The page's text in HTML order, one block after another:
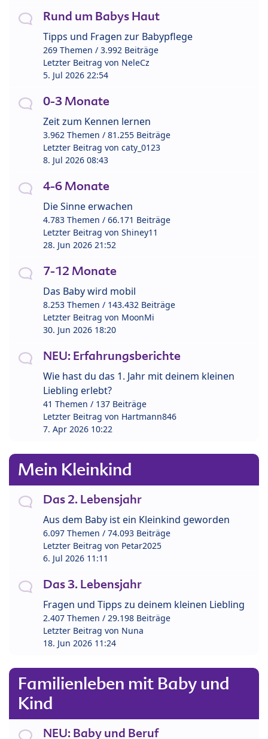
Rund um Babys Haut
Tipps und Fragen zur Babypflege
269 Themen / 3.992 Beiträge
Letzter Beitrag von NeleCz
5. Jul 2026 22:54
0-3 Monate
Zeit zum Kennen lernen
3.962 Themen / 81.255 Beiträge
Letzter Beitrag von caty_0123
8. Jul 2026 08:43
4-6 Monate
Die Sinne erwachen
4.783 Themen / 66.171 Beiträge
Letzter Beitrag von Shiney11
28. Jun 2026 21:52
7-12 Monate
Das Baby wird mobil
8.253 Themen / 143.432 Beiträge
Letzter Beitrag von MoonMi
30. Jun 2026 18:20
NEU: Erfahrungsberichte
Wie hast du das 1. Jahr mit deinem kleinen
Liebling erlebt?
41 Themen / 137 Beiträge
Letzter Beitrag von Hartmann846
7. Apr 2026 10:22
Mein Kleinkind
Das 2. Lebensjahr
Aus dem Baby ist ein Kleinkind geworden
6.097 Themen / 74.093 Beiträge
Letzter Beitrag von Petar2025
6. Jul 2026 11:11
Das 3. Lebensjahr
Fragen und Tipps zu deinem kleinen Liebling
2.407 Themen / 29.198 Beiträge
Letzter Beitrag von Nuna
18. Jun 2026 11:24
Familienleben mit Baby und
Kind
NEU: Baby und Beruf